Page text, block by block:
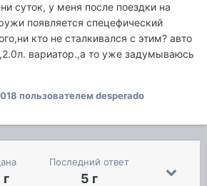
суток, у меня после поездки на
появляется спецефический
кто не сталкивался с этим? авто
вариатор.,а то уже задумываюсь
пользователем desperado
г
Последний ответ
5 г